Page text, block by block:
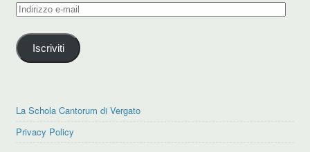
Indirizzo
mail
Iscriviti
La Schola Cantorum di Vergato
Privacy Policy